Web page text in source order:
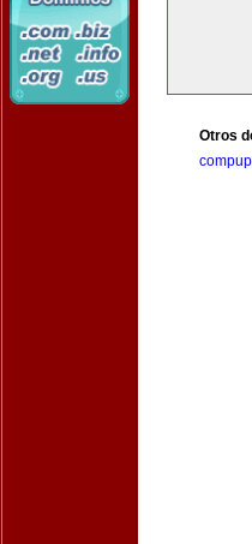
Otros